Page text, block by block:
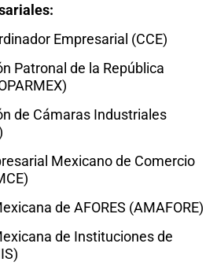
Empresarial (CCE)
Patronal de la República
de Cámaras Industriales
Mexicano de Comercio
de AFORES (AMAFORE)
de Instituciones de